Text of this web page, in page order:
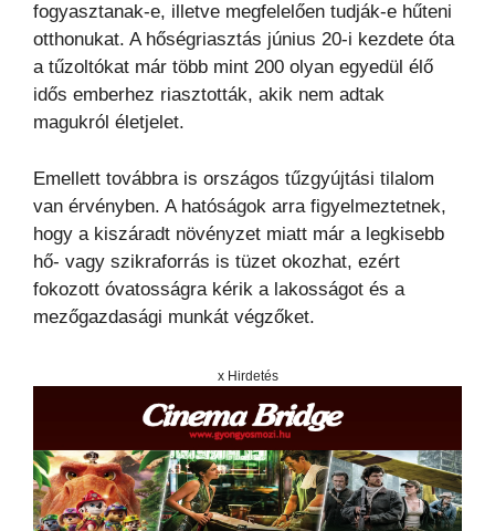
fogyasztanak-e, illetve megfelelően tudják-e hűteni
otthonukat. A hőségriasztás június 20-i kezdete óta
a tűzoltókat már több mint 200 olyan egyedül élő
idős emberhez riasztották, akik nem adtak
magukról életjelet.
Emellett továbbra is országos tűzgyújtási tilalom
van érvényben. A hatóságok arra figyelmeztetnek,
hogy a kiszáradt növényzet miatt már a legkisebb
hő- vagy szikraforrás is tüzet okozhat, ezért
fokozott óvatosságra kérik a lakosságot és a
mezőgazdasági munkát végzőket.
x Hirdetés